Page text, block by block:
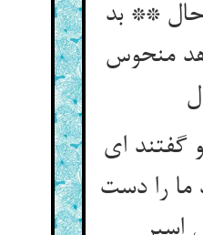
** بد
منحوس
گفتند ای
ما را دست